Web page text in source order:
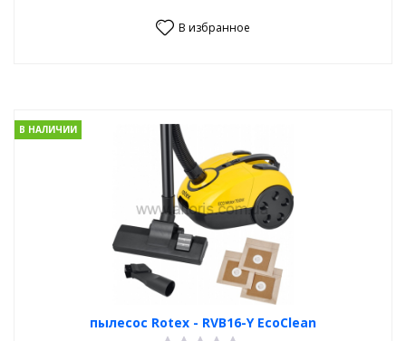
В избранное
пылесос Rotex - RVB16-Y EcoClean
В НАЛИЧИИ